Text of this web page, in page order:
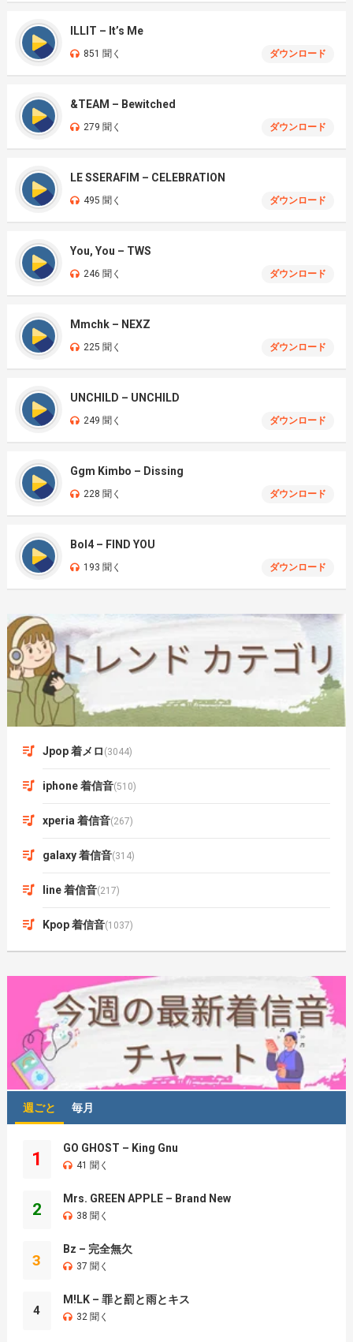
ILLIT – It’s Me
851 聞く ダウンロード
&TEAM – Bewitched
279 聞く ダウンロード
LE SSERAFIM – CELEBRATION
495 聞く ダウンロード
You, You – TWS
246 聞く ダウンロード
Mmchk – NEXZ
225 聞く ダウンロード
UNCHILD – UNCHILD
249 聞く ダウンロード
Ggm Kimbo – Dissing
228 聞く ダウンロード
Bol4 – FIND YOU
193 聞く ダウンロード
Jpop 着メロ (3044)
iphone 着信音(510)
xperia 着信音(267)
galaxy 着信音(314)
line 着信音(217)
Kpop 着信音(1037)
週ごと 毎月
1
GO GHOST – King Gnu
41 聞く
2
Mrs. GREEN APPLE – Brand New
38 聞く
3
Bz – 完全無欠
37 聞く
4
M!LK – 罪と罰と雨とキス
32 聞く